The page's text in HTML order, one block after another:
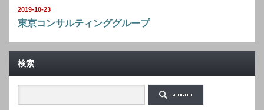
2019-10-23
東京コンサルティンググループ
検索